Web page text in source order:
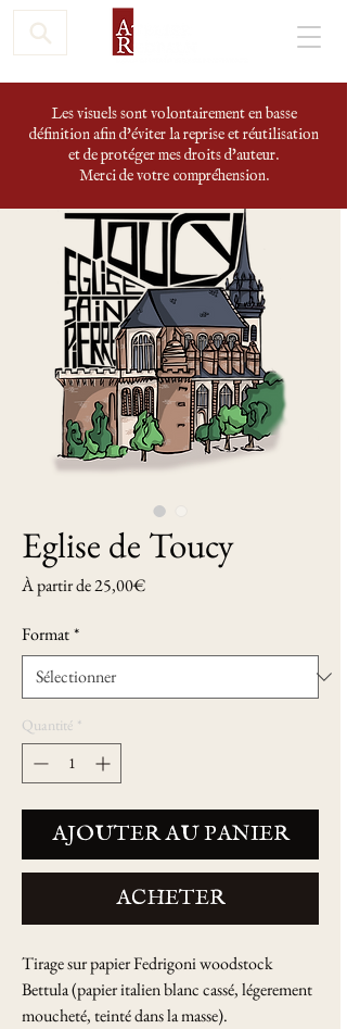
Les visuels sont volontairement en basse
définition afin d'éviter la reprise et réutilisation
et de protéger mes droits d'auteur.
Merci de votre compréhension.
Eglise de Toucy
À partir de25,00€Prix
Format*
Quantité *
AJOUTER AU PANIER
ACHETER
Tirage sur papier Fedrigoni woodstock
Bettula (papier italien blanc cassé, légerement
moucheté, teinté dans la masse).